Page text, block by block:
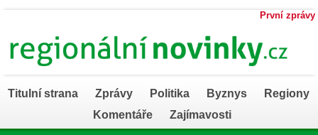
První zprávy
Titulní strana Zprávy Politika Byznys
Regiony
Komentáře
Zajímavosti